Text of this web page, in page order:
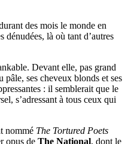
des mois le monde en
là où tant d’autres
Devant elle, pas grand
pâle, ses cheveux blonds et ses
: il semblerait que le
s’adressant à tous ceux qui
nommé The Tortured Poets
opus de The National, dont le